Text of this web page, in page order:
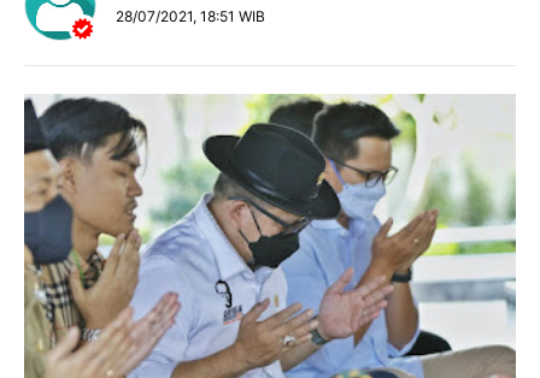
28/07/2021, 18:51 WIB